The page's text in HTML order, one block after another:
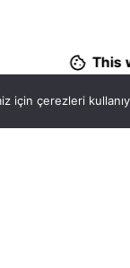
This
için çerezleri